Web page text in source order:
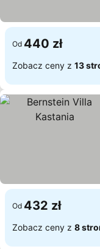
Od 440 zł
Zobacz ceny z 13
Od 432 zł
Zobacz ceny z 8